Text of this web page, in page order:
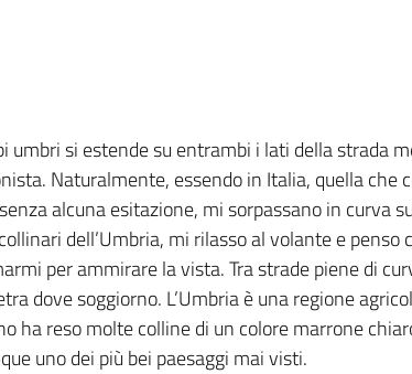
umbri si estende su entrambi i lati della strada
Naturalmente, essendo in Italia, quella
alcuna esitazione, mi sorpassano in curva
dell’Umbria, mi rilasso al volante e
per ammirare la vista. Tra strade piene di
dove soggiorno. L’Umbria è una regione
ha reso molte colline di un colore marrone
uno dei più bei paesaggi mai visti.